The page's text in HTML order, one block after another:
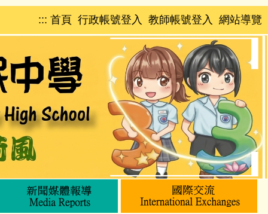
::: 首頁 行政帳號登入 教師帳號登入 網站導覽